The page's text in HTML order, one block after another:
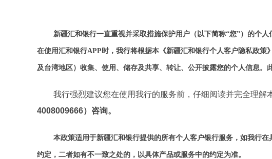
新疆汇和银行一直重视并采取措施保护用户（以下简称“您”）的个
在使用汇和银行APP时，我行将根据本《新疆汇和银行个人客户隐私政
及台湾地区）收集、使用、储存及共享、转让、公开披露您的个人信息
我行强烈建议您在使用我行的服务前，仔细阅读并完全理解
4008009666）咨询。
本政策适用于新疆汇和银行提供的所有个人客户银行服务，如我行
约定，二者如有不一致之处的，以具体产品或服务中的约定为准。